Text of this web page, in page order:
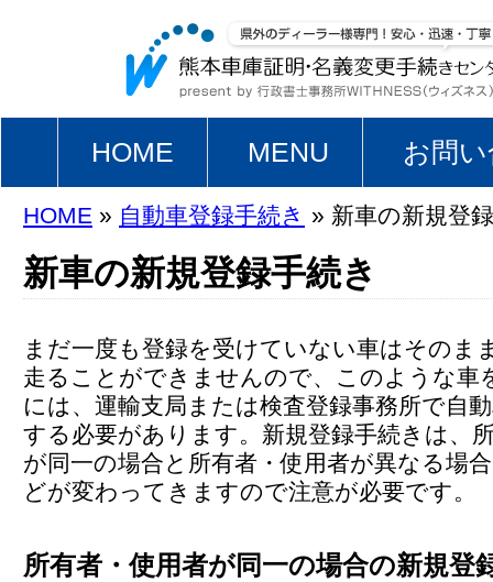
HOME MENU お問
HOME » 自動車登録手続き » 新車の新規登
新車の新規登録手続き
まだ一度も登録を受けていない車はそのま
走ることができませんので、このような車
には、運輸支局または検査登録事務所で自
する必要があります。新規登録手続きは、
が同一の場合と所有者・使用者が異なる場
どが変わってきますので注意が必要です。
所有者・使用者が同一の場合の新規登